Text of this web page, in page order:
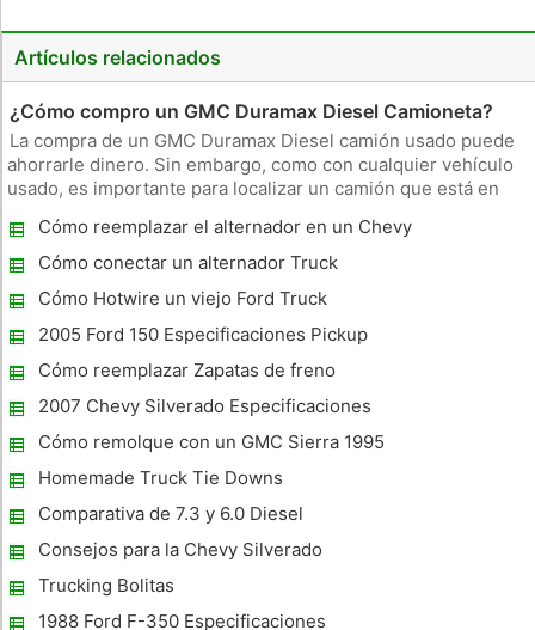
Artículos relacionados
¿Cómo compro un GMC Duramax Diesel Camioneta?
La compra de un GMC Duramax Diesel camión usado puede
ahorrarle dinero. Sin embargo, como con cualquier vehículo
usado, es importante para localizar un camión que está en
misma cantidad de energía que un motor de gasolina, pero
utiliza un 33
Cómo reemplazar el alternador en un Chevy
S-10
Cómo conectar un alternador Truck
Cómo Hotwire un viejo Ford Truck
2005 Ford 150 Especificaciones Pickup
Cómo reemplazar Zapatas de freno
delantero en una línea de borde Honda
2006
2007 Chevy Silverado Especificaciones
Cómo remolque con un GMC Sierra 1995
Homemade Truck Tie Downs
Comparativa de 7.3 y 6.0 Diesel
Consejos para la Chevy Silverado
Trucking Bolitas
1988 Ford F-350 Especificaciones